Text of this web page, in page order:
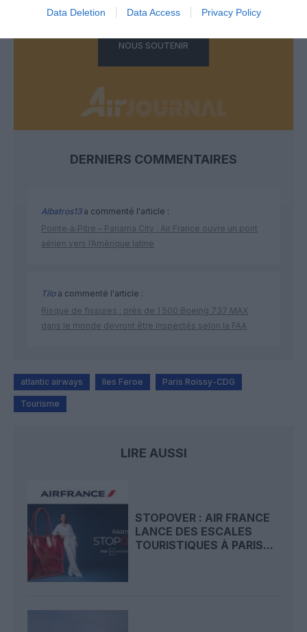
Data Deletion Data Access Privacy Policy
NOUS SOUTENIR
DERNIERS COMMENTAIRES
Albatros13a commenté l'article :
Pointe‑à‑Pitre – Panama City : Air France ouvre un pont
aérien vers l’Amérique latine
Tiloa commenté l'article :
Risque de fissures : près de 1 500 Boeing 737 MAX
dans le monde devront être inspectés selon la FAA
atlantic airways Iles Feroe Paris Roissy-CDG
Tourisme
LIRE AUSSI
STOPOVER : AIR FRANCE
LANCE DES ESCALES
TOURISTIQUES À PARIS...